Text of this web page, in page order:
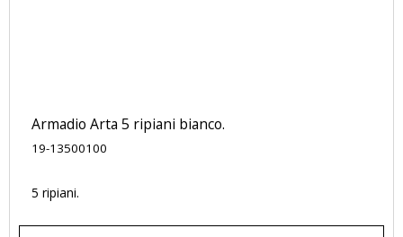
Armadio Arta 5 ripiani bianco.
19-13500100
5 ripiani.